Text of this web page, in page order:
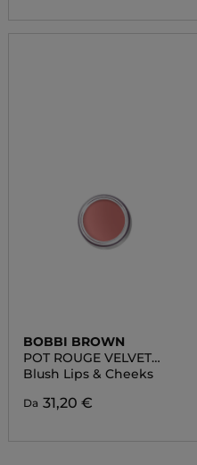
BOBBI BROWN
POT ROUGE VELVET
MATTE
Blush Lips & Cheeks
Da 31,20 €